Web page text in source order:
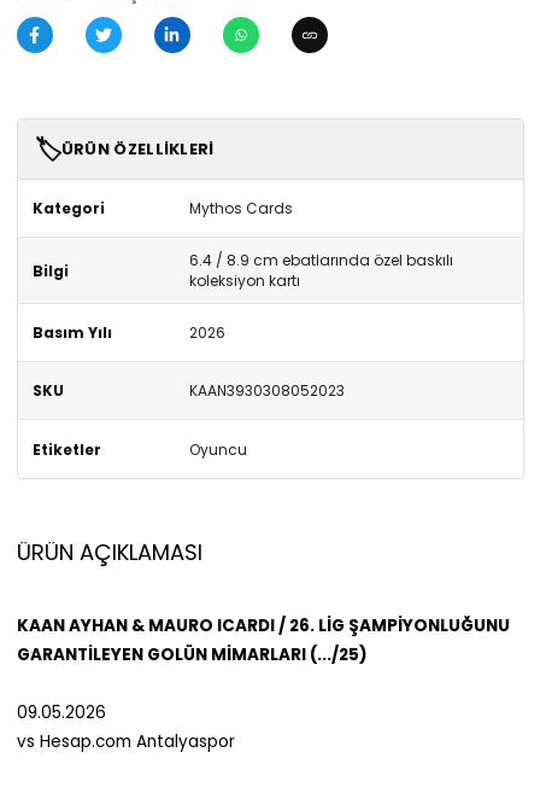
🏷️ÜRÜN ÖZELLIKLERI
Kategori Mythos Cards
Bilgi
6.4 / 8.9 cm ebatlarında özel baskılı
koleksiyon kartı
Basım Yılı 2026
SKU KAAN3930308052023
Etiketler Oyuncu
ÜRÜN AÇIKLAMASI
KAAN AYHAN & MAURO ICARDI / 26. LİG ŞAMPİYONLUĞUNU
GARANTİLEYEN GOLÜN MİMARLARI (.../25)
09.05.2026
vs Hesap.com Antalyaspor